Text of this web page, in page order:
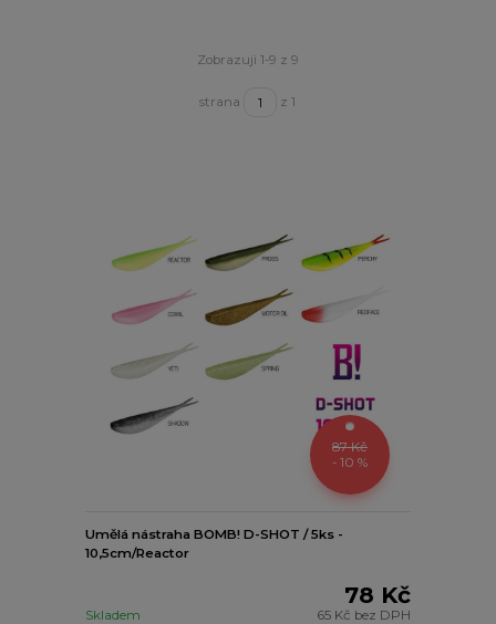
Zobrazuji 1-9 z 9
strana z 1
87 Kč
- 10 %
Umělá nástraha BOMB! D-SHOT / 5ks -
10,5cm/Reactor
78 Kč
65 Kč bez DPH
Skladem